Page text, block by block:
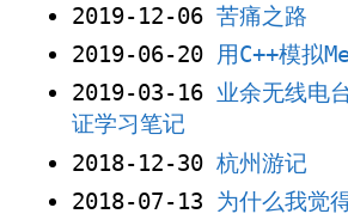
2019-12-06 苦痛之路
2019-06-20 用C++模拟
2019-03-16 业余无线电
证学习笔记
2018-12-30 杭州游记
2018-07-13 为什么我觉